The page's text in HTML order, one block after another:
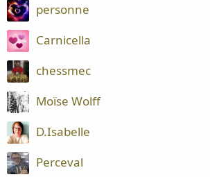
personne
Carnicella
chessmec
Moïse Wolff
D.Isabelle
Perceval